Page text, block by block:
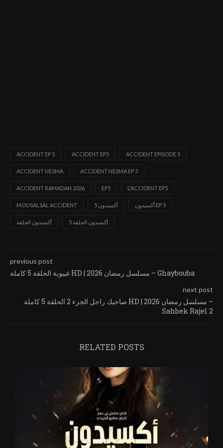
ACCIDENT EP 5 ACCIDENT EP5 ACCIDENT EPISODE 5
ACCIDENT NESMA ACCIDENT NESMA EP 5
ACCIDENT RAMADAN 2026 EP5 L'ACCIDENT EP5
MOUSALSAL ACCIDENT أكسيدون 5 أكسيدون EP 5
أكسيدون الحلقة أكسيدون الحلقة 5
previous post
غيبوبة الحلقة 5 كاملة HD | مسلسل رمضان 2026 – Ghaybouba
next post
صاحبك راجل الجزء 2 الحلقة 5 كاملة HD | مسلسل رمضان 2026 –
Sahbek Rajel 2
RELATED POSTS